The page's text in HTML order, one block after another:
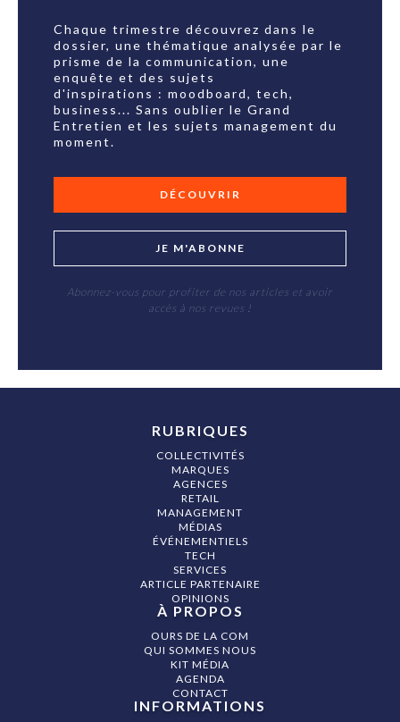
Chaque trimestre découvrez dans le
dossier, une thématique analysée par le
prisme de la communication, une
enquête et des sujets
d'inspirations : moodboard, tech,
business... Sans oublier le Grand
Entretien et les sujets management du
moment.
DÉCOUVRIR
JE M'ABONNE
Abonnez-vous pour profiter de nos articles et avoir
accès à nos revues !
RUBRIQUES
COLLECTIVITÉS
MARQUES
AGENCES
RETAIL
MANAGEMENT
MÉDIAS
ÉVÉNEMENTIELS
TECH
SERVICES
ARTICLE PARTENAIRE
OPINIONS
À PROPOS
OURS DE LA COM
QUI SOMMES NOUS
KIT MÉDIA
AGENDA
CONTACT
INFORMATIONS